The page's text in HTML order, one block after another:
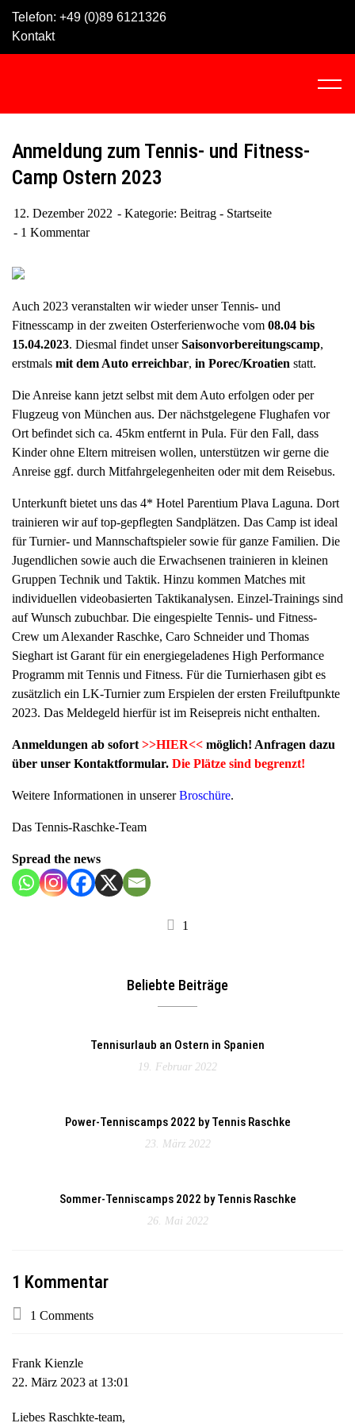
Telefon: +49 (0)89 6121326
Kontakt
C
i
a
t
o
n
Anmeldung zum Tennis- und Fitness-
Camp Ostern 2023
12. Dezember 2022 Kategorie: Beitrag - Startseite
1 Kommentar
Auch 2023 veranstalten wir wieder unser Tennis- und
Fitnesscamp in der zweiten Osterferienwoche vom 08.04 bis
15.04.2023. Diesmal findet unserSaisonvorbereitungscamp,
erstmals mit dem Auto erreichbar, in Porec/Kroatien statt.
Die Anreise kann jetzt selbst mit dem Auto erfolgen oder per
Flugzeug von München aus. Der nächstgelegene Flughafen vor
Ort befindet sich ca. 45km entfernt in Pula. Für den Fall, dass
Kinder ohne Eltern mitreisen wollen, unterstützen wir gerne die
Anreise ggf. durch Mitfahrgelegenheiten oder mit dem Reisebus.
Unterkunft bietet uns das 4* Hotel Parentium Plava Laguna. Dort
trainieren wir auf top-gepflegten Sandplätzen. Das Camp ist ideal
für Turnier- und Mannschaftspieler sowie für ganze Familien. Die
Jugendlichen sowie auch die Erwachsenen trainieren in kleinen
Gruppen Technik und Taktik. Hinzu kommen Matches mit
individuellen videobasierten Taktikanalysen. Einzel-Trainings sind
auf Wunsch zubuchbar. Die eingespielte Tennis- und Fitness-
Crew um Alexander Raschke, Caro Schneider und Thomas
Sieghart ist Garant für ein energiegeladenes High Performance
Programm mit Tennis und Fitness. Für die Turnierhasen gibt es
zusätzlich ein LK-Turnier zum Erspielen der ersten Freiluftpunkte
2023. Das Meldegeld hierfür ist im Reisepreis nicht enthalten.
Anmeldungen ab sofort >>HIER<< möglich! Anfragen dazu
über unser Kontaktformular. Die Plätze sind begrenzt!
Weitere Informationen in unsererBroschüre.
Das Tennis-Raschke-Team
Spread the news
1
Beliebte Beiträge
Tennisurlaub an Ostern in Spanien
19. Februar 2022
Power-Tenniscamps 2022 by Tennis Raschke
23. März 2022
Sommer-Tenniscamps 2022 by Tennis Raschke
26. Mai 2022
1 Kommentar
1 Comments
Frank Kienzle
22. März 2023 at 13:01
Liebes Raschkte-team,